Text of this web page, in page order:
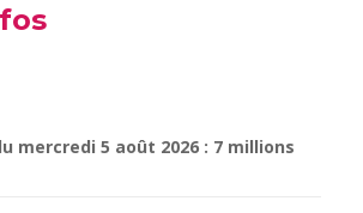
mercredi 5 août 2026 : 7 millions